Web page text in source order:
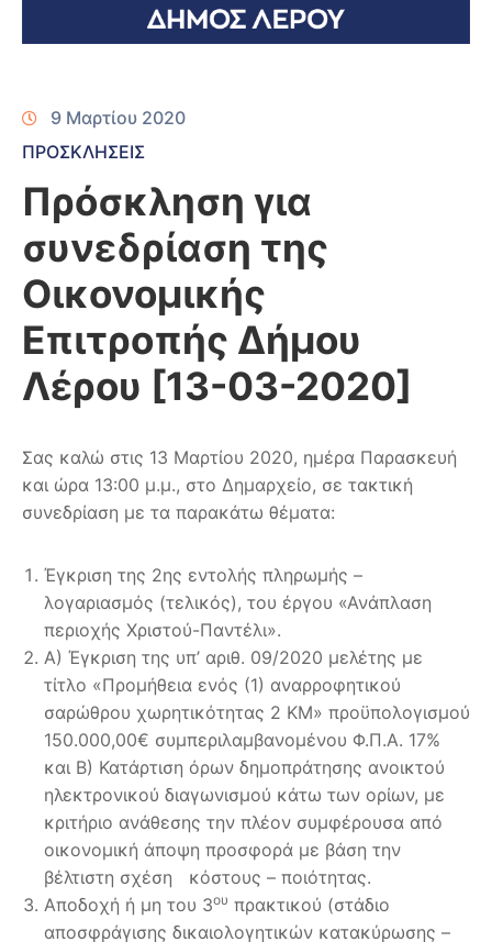
9 Μαρτίου 2020
ΠΡΟΣΚΛΗΣΕΙΣ
Πρόσκληση για
συνεδρίαση της
Οικονομικής
Επιτροπής Δήμου
Λέρου [13-03-2020]
Σας καλώ στις 13 Μαρτίου 2020, ημέρα Παρασκευή
και ώρα 13:00 μ.μ., στο Δημαρχείο, σε τακτική
συνεδρίαση με τα παρακάτω θέματα:
Έγκριση της 2ης εντολής πληρωμής –
λογαριασμός (τελικός), του έργου «Ανάπλαση
περιοχής Χριστού-Παντέλι».
Α) Έγκριση της υπ’ αριθ. 09/2020 μελέτης με
τίτλο «Προμήθεια ενός (1) αναρροφητικού
σαρώθρου χωρητικότητας 2 ΚΜ» προϋπολογισμού
150.000,00€ συμπεριλαμβανομένου Φ.Π.Α. 17%
και Β) Κατάρτιση όρων δημοπράτησης ανοικτού
ηλεκτρονικού διαγωνισμού κάτω των ορίων, με
κριτήριο ανάθεσης την πλέον συμφέρουσα από
οικονομική άποψη προσφορά με βάση την
βέλτιστη σχέση κόστους – ποιότητας.
Αποδοχή ή μη του 3ου πρακτικού (στάδιο
αποσφράγισης δικαιολογητικών κατακύρωσης –